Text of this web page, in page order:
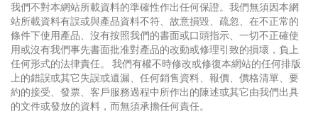
我們不對本網站所載資料的準確性作出任何保證。我們無須因本網
站所載資料有誤或與產品資料不符、故意損毀、疏忽、在不正常的
條件下使用產品、沒有按照我們的書面或口頭指示、一切不正確使
用或沒有我們事先書面批准對產品的改動或修理引致的損壞，負上
任何形式的法律責任。 我們有權不時修改或修復本網站的任何排版
上的錯誤或其它失誤或遺漏、任何銷售資料、報價、價格清單、要
約的接受、發票、客戶服務過程中所作出的陳述或其它由我們出具
的文件或發放的資料，而無須承擔任何責任。